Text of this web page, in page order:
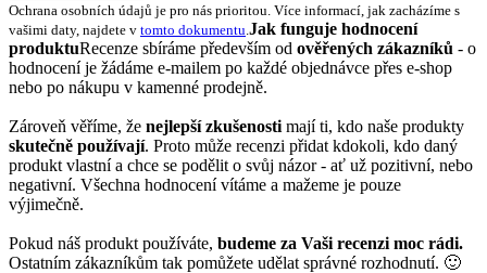
Ochrana osobních údajů je pro nás prioritou. Více informací, jak zacházíme s
vašimi daty, najdete v tomto dokumentu Jak funguje hodnocení
produktuRecenze sbíráme především od ověřených zákazníků - o
hodnocení je žádáme e-mailem po každé objednávce přes e-shop
nebo po nákupu v kamenné prodejně.
Zároveň věříme, že nejlepší zkušenosti mají ti, kdo naše produkty
skutečně používají. Proto může recenzi přidat kdokoli, kdo daný
produkt vlastní a chce se podělit o svůj názor - ať už pozitivní, nebo
negativní. Všechna hodnocení vítáme a mažeme je pouze
výjimečně.
Pokud náš produkt používáte, budeme za Vaši recenzi moc rádi.
Ostatním zákazníkům tak pomůžete udělat správné rozhodnutí. 🙂